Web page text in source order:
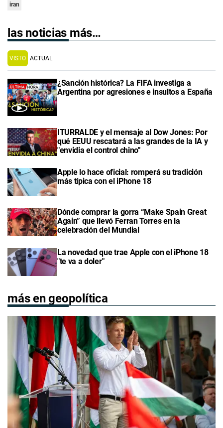
iran
las noticias más…
VISTO ACTUAL
¿Sanción histórica? La FIFA investiga a
Argentina por agresiones e insultos a España
ITURRALDE y el mensaje al Dow Jones: Por
qué EEUU rescatará a las grandes de la IA y
"envidia el control chino"
Apple lo hace oficial: romperá su tradición
más típica con el iPhone 18
Dónde comprar la gorra “Make Spain Great
Again” que llevó Ferran Torres en la
celebración del Mundial
La novedad que trae Apple con el iPhone 18
"te va a doler"
más en geopolítica